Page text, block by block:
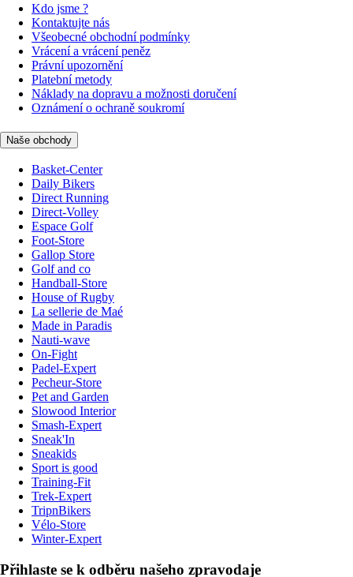
Kdo jsme ?
Kontaktujte nás
Všeobecné obchodní podmínky
Vrácení a vrácení peněz
Právní upozornění
Platební metody
Náklady na dopravu a možnosti doručení
Oznámení o ochraně soukromí
Naše obchody
Basket-Center
Daily Bikers
Direct Running
Direct-Volley
Espace Golf
Foot-Store
Gallop Store
Golf and co
Handball-Store
House of Rugby
La sellerie de Maé
Made in Paradis
Nauti-wave
On-Fight
Padel-Expert
Pecheur-Store
Pet and Garden
Slowood Interior
Smash-Expert
Sneak'In
Sneakids
Sport is good
Training-Fit
Trek-Expert
TripnBikers
Vélo-Store
Winter-Expert
Přihlaste se k odběru našeho zpravodaje